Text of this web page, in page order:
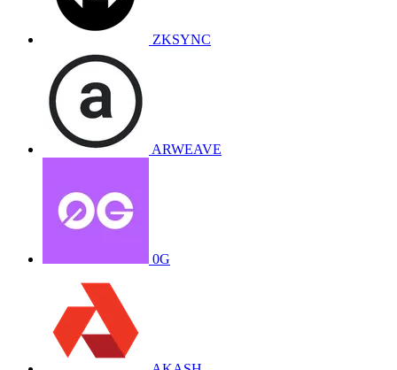
ZKSYNC
ARWEAVE
0G